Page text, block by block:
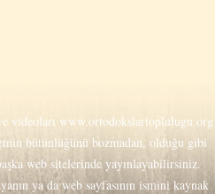
videoları www.ortodokslartoplulugu.org
bütünlüğünü bozmadan, olduğu gibi
web sitelerinde yayınlayabilirsiniz.
ya da web sayfasının ismini kaynak